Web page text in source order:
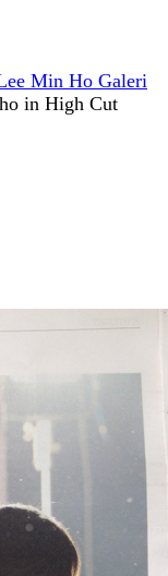
Min Ho Galeri
in High Cut